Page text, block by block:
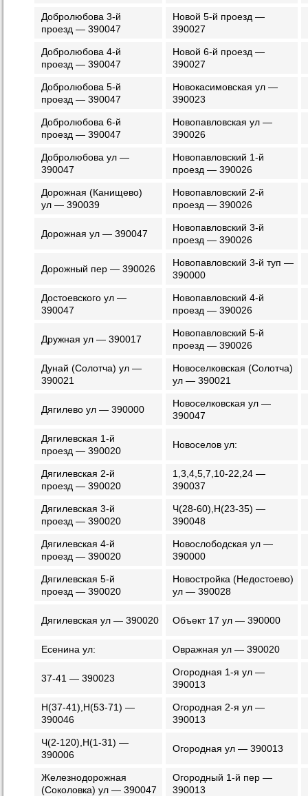
Добролюбова 3-й
проезд — 390047
Новой 5-й проезд —
390027
Добролюбова 4-й
проезд — 390047
Новой 6-й проезд —
390027
Добролюбова 5-й
проезд — 390047
Новокасимовская ул —
390023
Добролюбова 6-й
проезд — 390047
Новопавловская ул —
390026
Добролюбова ул —
390047
Новопавловский 1-й
проезд — 390026
Дорожная (Канищево)
ул — 390039
Новопавловский 2-й
проезд — 390026
Дорожная ул — 390047
Новопавловский 3-й
проезд — 390026
Дорожный пер — 390026
Новопавловский 3-й туп —
390000
Достоевского ул —
390047
Новопавловский 4-й
проезд — 390026
Дружная ул — 390017
Новопавловский 5-й
проезд — 390026
Дунай (Солотча) ул —
390021
Новоселковская (Солотча)
ул — 390021
Дягилево ул — 390000
Новоселковская ул —
390047
Дягилевская 1-й
проезд — 390020
Новоселов ул:
Дягилевская 2-й
проезд — 390020
1,3,4,5,7,10-22,24 —
390037
Дягилевская 3-й
проезд — 390020
Ч(28-60),Н(23-35) —
390048
Дягилевская 4-й
проезд — 390020
Новослободская ул —
390000
Дягилевская 5-й
проезд — 390020
Новостройка (Недостоево)
ул — 390028
Дягилевская ул — 390020 Объект 17 ул — 390000
Есенина ул: Овражная ул — 390020
37-41 — 390023
Огородная 1-я ул —
390013
Н(37-41),Н(53-71) —
390046
Огородная 2-я ул —
390013
Ч(2-120),Н(1-31) —
390006
Огородная ул — 390013
Железнодорожная
(Соколовка) ул — 390047
Огородный 1-й пер —
390013